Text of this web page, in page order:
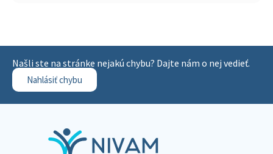
Našli ste na stránke nejakú chybu? Dajte nám o nej vedieť.
Nahlásiť chybu